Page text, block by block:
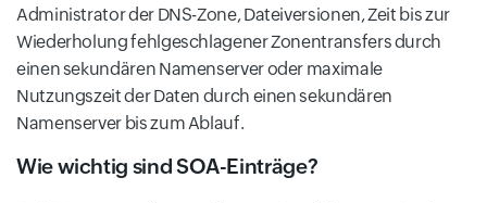
Administrator der DNS-Zone, Dateiversionen, Zeit bis zur
Wiederholung fehlgeschlagener Zonentransfers durch
einen sekundären Namenserver oder maximale
Nutzungszeit der Daten durch einen sekundären
Namenserver bis zum Ablauf.
Wie wichtig sind SOA-Einträge?